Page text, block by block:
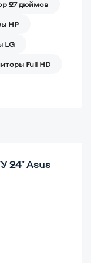
27 дюймов
HP
LG
Full HD
24" Asus